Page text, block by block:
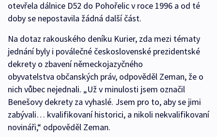
otevřela dálnice D52 do Pohořelic v roce 1996 a od té
doby se nepostavila žádná další část.
Na dotaz rakouského deníku Kurier, zda mezi tématy
jednání byly i poválečné československé prezidentské
dekrety o zbavení německojazyčného
obyvatelstva občanských práv, odpověděl Zeman, že o
nich vůbec nejednali. „Už v minulosti jsem označil
Benešovy dekrety za vyhaslé. Jsem pro to, aby se jimi
zabývali… kvalifikovaní historici, a nikoli nekvalifikovaní
novináři,“ odpověděl Zeman.